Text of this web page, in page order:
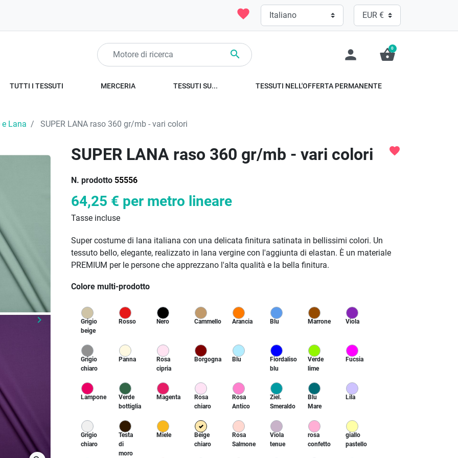
favorite
 person shopping_basket
0
TUTTI I TESSUTI MERCERIA TESSUTI SU... TESSUTI NELL'OFFERTA PERMANENTE
e Lana SUPER LANA raso 360 gr/mb - vari colori
Prossimo
keyboard_arrow_right
SUPER LANA raso 360 gr/mb - vari colori
N. prodotto 55556
favorite
64,25 € per metro lineare
Tasse incluse
Super costume di lana italiana con una delicata finitura satinata in bellissimi colori. Un
tessuto bello, elegante, realizzato in lana vergine con l'aggiunta di elastan. È un materiale
PREMIUM per le persone che apprezzano l'alta qualità e la bella finitura.
Colore multi-prodotto
Grigio
beige
Rosso Nero Cammello Arancia Blu Marrone Viola
Grigio
chiaro
Panna
Rosa
cipria
Borgogna Blu
Fiordaliso
blu
Verde
lime
Fucsia
Lampone
Verde
bottiglia
Magenta
Rosa
chiaro
Rosa
Antico
Ziel.
Smeraldo
Blu
Mare
Lila
Grigio
chiaro
Testa
di
moro
Miele
Beige
chiaro
Rosa
Salmone
Viola
tenue
rosa
confetto
giallo
pastello